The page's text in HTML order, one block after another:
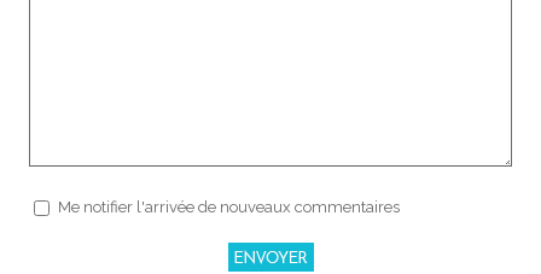
Me notifier l'arrivée de nouveaux commentaires